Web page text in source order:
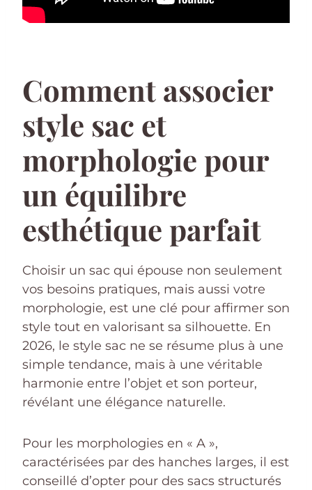
Comment associer
style sac et
morphologie pour
un équilibre
esthétique parfait
Choisir un sac qui épouse non seulement
vos besoins pratiques, mais aussi votre
morphologie, est une clé pour affirmer son
style tout en valorisant sa silhouette. En
2026, le style sac ne se résume plus à une
simple tendance, mais à une véritable
harmonie entre l’objet et son porteur,
révélant une élégance naturelle.
Pour les morphologies en « A »,
caractérisées par des hanches larges, il est
conseillé d’opter pour des sacs structurés